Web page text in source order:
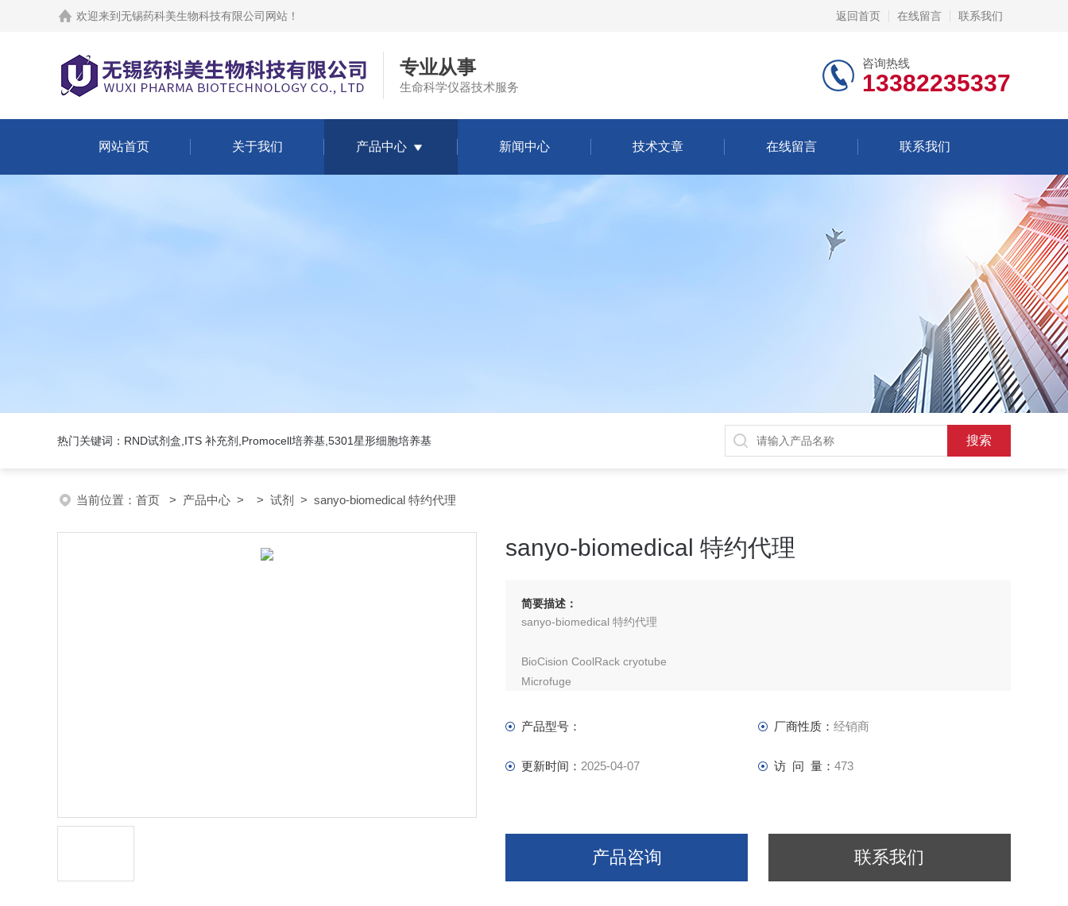
欢迎来到 无锡药科美生物科技有限公司网站 ！ 返回首页 在线留言 联系我们
专业从事
生命科学仪器技术服务
咨询热线
13382235337
网站首页 关于我们 产品中心 新闻中心 技术文章 在线留言 联系我们
热门关键词：RND试剂盒,ITS 补充剂,Promocell培养基,5301星形细胞培养基
当前位置： 首页 > 产品中心 > > 试剂 > sanyo-biomedical 特约代理
sanyo-biomedical 特约代理
简要描述：
sanyo-biomedical 特约代理
BioCision CoolRack cryotube
Microfuge
产品型号： 厂商性质： 经销商
更新时间： 2025-04-07 访 问 量： 473
产品咨询 联系我们